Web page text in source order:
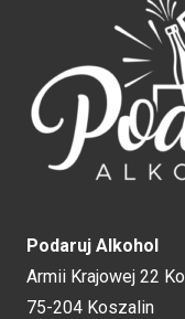
Podaruj Alkohol
Armii Krajowej 22
75-204 Koszalin